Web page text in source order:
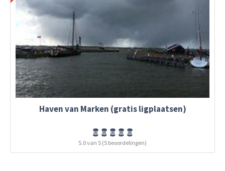
Haven van Marken (gratis ligplaatsen)
5.0 van 5 (5 beoordelingen)